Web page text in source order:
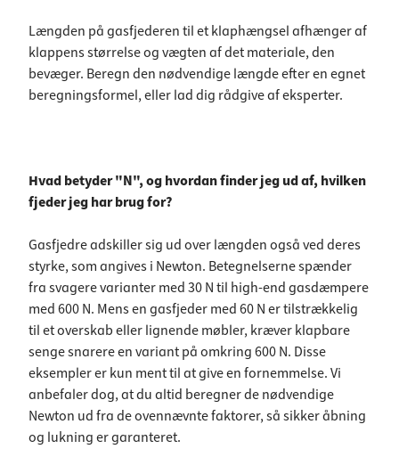
Længden på gasfjederen til et klaphængsel afhænger af
klappens størrelse og vægten af det materiale, den
bevæger. Beregn den nødvendige længde efter en egnet
beregningsformel, eller lad dig rådgive af eksperter.
Hvad betyder "N", og hvordan finder jeg ud af, hvilken
fjeder jeg har brug for?
Gasfjedre adskiller sig ud over længden også ved deres
styrke, som angives i Newton. Betegnelserne spænder
fra svagere varianter med 30 N til high-end gasdæmpere
med 600 N. Mens en gasfjeder med 60 N er tilstrækkelig
til et overskab eller lignende møbler, kræver klapbare
senge snarere en variant på omkring 600 N. Disse
eksempler er kun ment til at give en fornemmelse. Vi
anbefaler dog, at du altid beregner de nødvendige
Newton ud fra de ovennævnte faktorer, så sikker åbning
og lukning er garanteret.